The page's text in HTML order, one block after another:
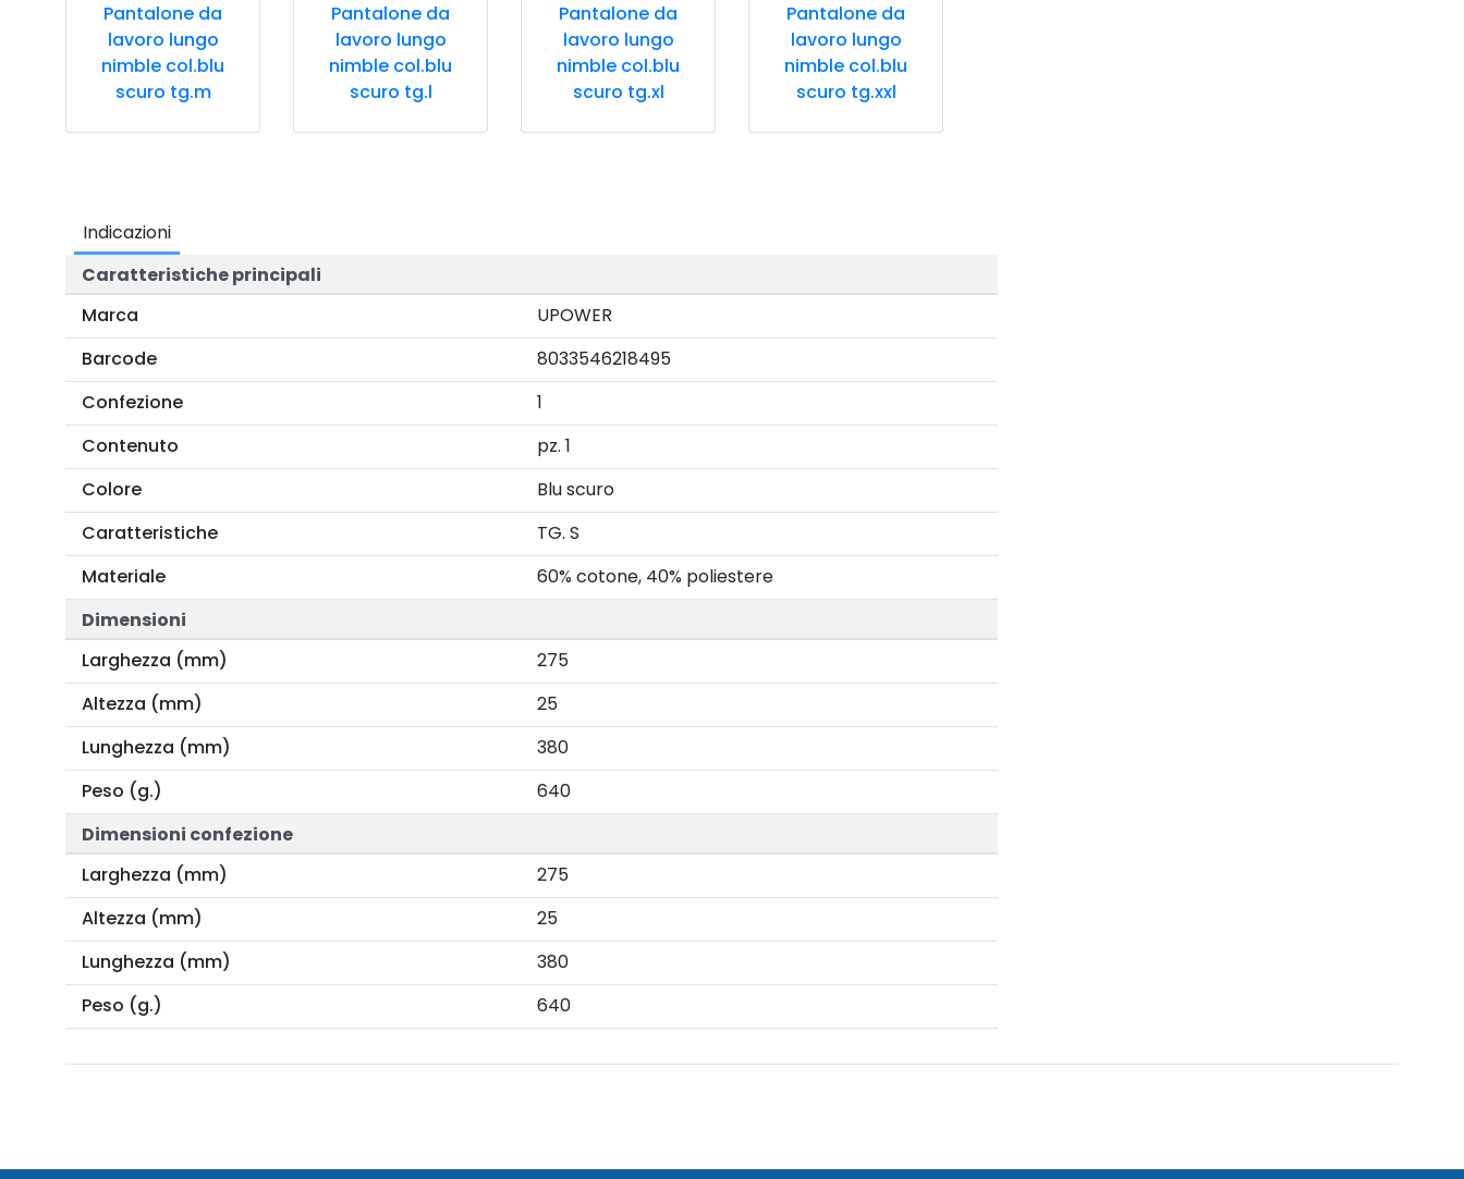
Pantalone da
lavoro lungo
nimble col.blu
scuro tg.m
Pantalone da
lavoro lungo
nimble col.blu
scuro tg.l
Pantalone da
lavoro lungo
nimble col.blu
scuro tg.xl
Pantalone da
lavoro lungo
nimble col.blu
scuro tg.xxl
Indicazioni
Caratteristiche principali
Marca
UPOWER
Barcode
8033546218495
Confezione
1
Contenuto
pz. 1
Colore
Blu scuro
Caratteristiche
TG. S
Materiale
60% cotone, 40% poliestere
Dimensioni
Larghezza (mm)
275
Altezza (mm)
25
Lunghezza (mm)
380
Peso (g.)
640
Dimensioni confezione
Larghezza (mm)
275
Altezza (mm)
25
Lunghezza (mm)
380
Peso (g.)
640